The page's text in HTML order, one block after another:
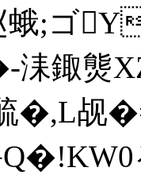
赵蛾;ゴ
鋷熋
�,L觇